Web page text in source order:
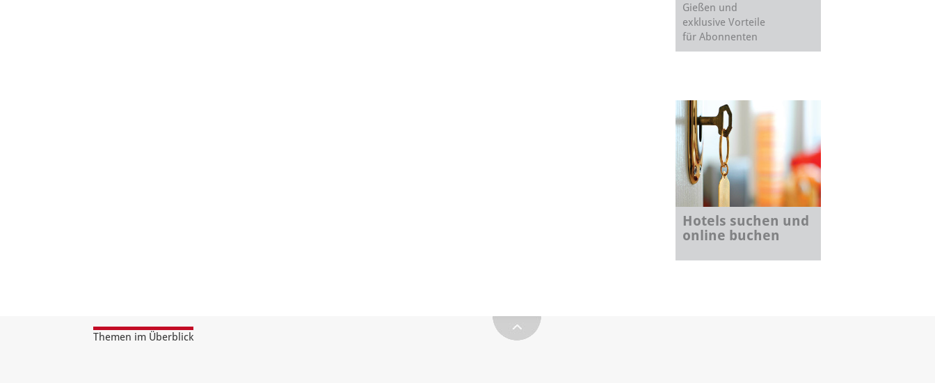
Gießen und
exklusive Vorteile
für Abonnenten
Hotels suchen und
online buchen
Themen im Überblick